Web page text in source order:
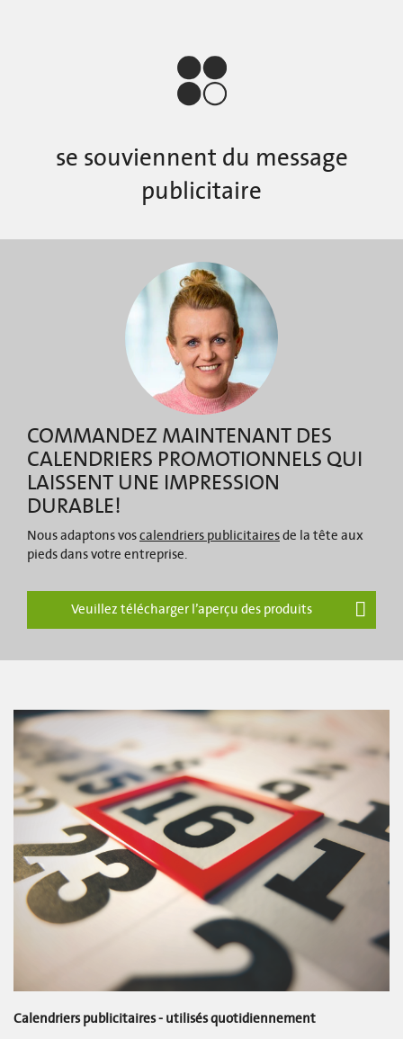
se souviennent du message
publicitaire
COMMANDEZ MAINTENANT DES
CALENDRIERS PROMOTIONNELS QUI
LAISSENT UNE IMPRESSION
DURABLE!
Nous adaptons voscalendriers publicitairesde la tête aux
pieds dans votre entreprise.
Veuillez télécharger l’aperçu des produits
Calendriers publicitaires - utilisés quotidiennement